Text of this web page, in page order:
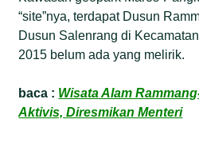
“site”nya, terdapat Dusun
Dusun Salenrang di
2015 belum ada yang melirik.
baca : Wisata Alam
Aktivis, Diresmikan Menteri